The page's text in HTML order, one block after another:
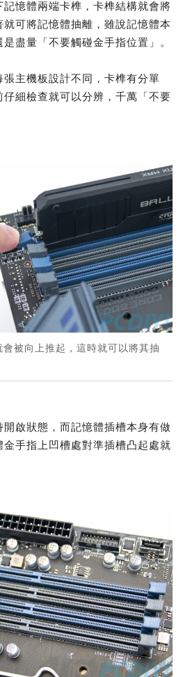
憶體兩端卡榫，卡榫結構就會將
可將記憶體抽離，雖說記憶體本
盡量「不要觸碰金手指位置」。
主機板設計不同，卡榫有分單
細檢查就可以分辨，千萬「不要
被向上推起，這時就可以將其抽
啟狀態，而記憶體插槽本身有做
手指上凹槽處對準插槽凸起處就